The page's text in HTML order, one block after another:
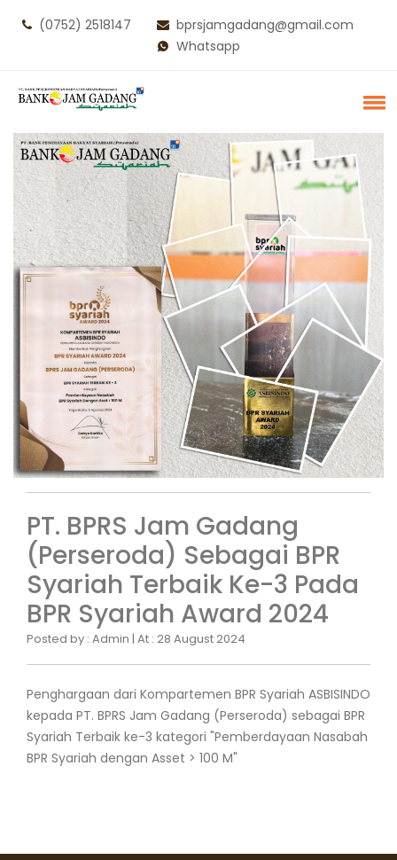
(0752) 2518147
bprsjamgadang@gmail.com
Whatsapp
PT. BPRS Jam Gadang
(Perseroda) Sebagai BPR
Syariah Terbaik Ke-3 Pada
BPR Syariah Award 2024
Posted by : Admin | At : 28 August 2024
Penghargaan dari Kompartemen BPR Syariah ASBISINDO
kepada PT. BPRS Jam Gadang (Perseroda) sebagai BPR
Syariah Terbaik ke-3 kategori "Pemberdayaan Nasabah
BPR Syariah dengan Asset > 100 M"